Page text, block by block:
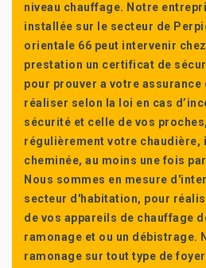
niveau chauffage. Notre
installée sur le secteur de
orientale 66 peut intervenir
prestation un certificat de
pour prouver a votre assurance
réaliser selon la loi en cas
sécurité et celle de vos
régulièrement votre chaudière,
cheminée, au moins une fois
Nous sommes en mesure
secteur d'habitation, pour
de vos appareils de chauffage
ramonage et ou un débistrage.
ramonage sur tout type de